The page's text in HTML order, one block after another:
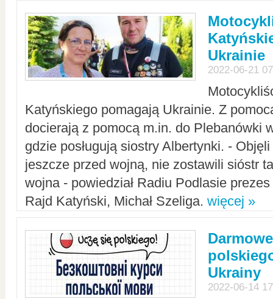
Ukrainie
2022-06-21
Katyńskiego pomagają Ukrainie. Z
docierają z pomocą m.in. do Plebanówki
gdzie posługują siostry Albertynki. -
jeszcze przed wojną, nie zostawili sióstr
wojna - powiedział Radiu Podlasie
Rajd Katyński, Michał Szeliga. więcej »
Ukrainy
2022-06-14